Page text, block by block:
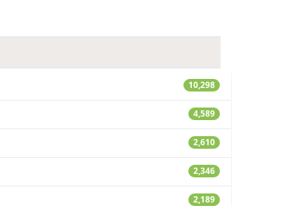
10,298
4,589
2,610
2,346
2,189